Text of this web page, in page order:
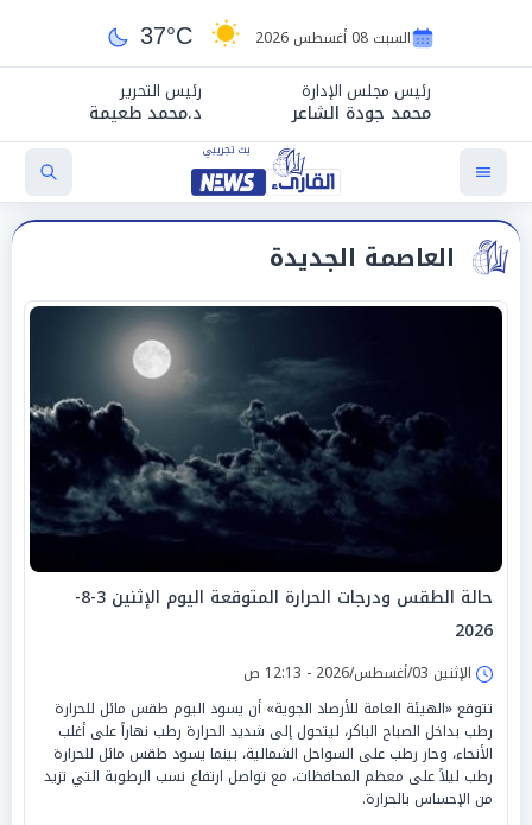
السبت 08 أغسطس 2026 37°C
رئيس مجلس الإدارة
محمد جودة الشاعر
رئيس التحرير
د.محمد طعيمة
العاصمة الجديدة
حالة الطقس ودرجات الحرارة المتوقعة اليوم الإثنين 3-8-
2026
الإثنين 03/أغسطس/2026 - 12:13 ص
تتوقع «الهيئة العامة للأرصاد الجوية» أن يسود اليوم طقس مائل للحرارة
رطب بداخل الصباح الباكر، ليتحول إلى شديد الحرارة رطب نهاراً على أغلب
الأنحاء، وحار رطب على السواحل الشمالية، بينما يسود طقس مائل للحرارة
رطب ليلاً على معظم المحافظات، مع تواصل ارتفاع نسب الرطوبة التي تزيد
من الإحساس بالحرارة.